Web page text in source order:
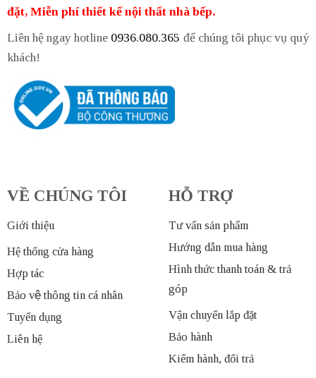
đặt, Miễn phí thiết kế nội thất nhà bếp.
Liên hệ ngay hotline 0936.080.365 để chúng tôi phục vụ quý
khách!
VỀ CHÚNG TÔI
Giới thiệu
Hệ thống cửa hàng
Hợp tác
Bảo vệ thông tin cá nhân
Tuyển dụng
Liên hệ
HỖ TRỢ
Tư vấn sản phẩm
Hướng dẫn mua hàng
Hình thức thanh toán & trả
góp
Vận chuyển lắp đặt
Bảo hành
Kiểm hành, đổi trả